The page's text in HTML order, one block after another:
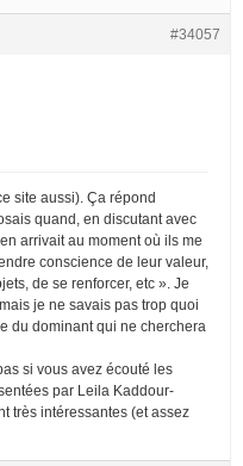
#34057
site aussi). Ça répond
quand, en discutant avec
arrivait au moment où ils me
conscience de leur valeur,
de se renforcer, etc ». Je
je ne savais pas trop quoi
du dominant qui ne cherchera
si vous avez écouté les
par Leila Kaddour-
très intéressantes (et assez